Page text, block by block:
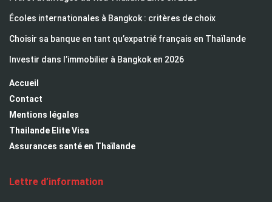
Écoles internationales à Bangkok : critères de choix
Choisir sa banque en tant qu’expatrié français en Thaïlande
Investir dans l’immobilier à Bangkok en 2026
Accueil
Contact
Mentions légales
Thailande Elite Visa
Assurances santé en Thaïlande
Lettre d’information